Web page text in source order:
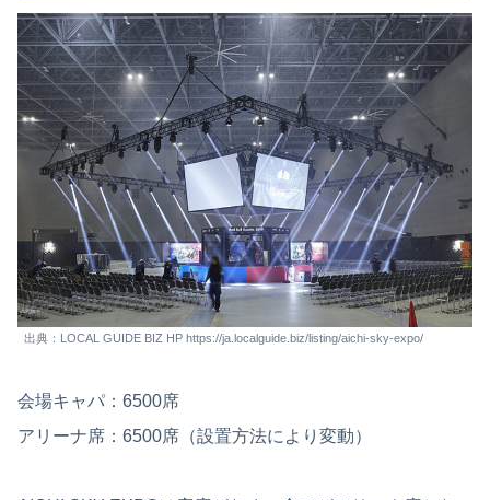
出典：LOCAL GUIDE BIZ HP https://ja.localguide.biz/listing/aichi-sky-expo/
会場キャパ：6500席
アリーナ席：6500席（設置方法により変動）